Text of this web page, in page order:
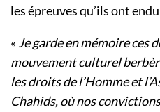
les épreuves qu’ils ont
« Je garde en mémoire ces
mouvement culturel
les droits de l’Homme et
Chahids, où nos